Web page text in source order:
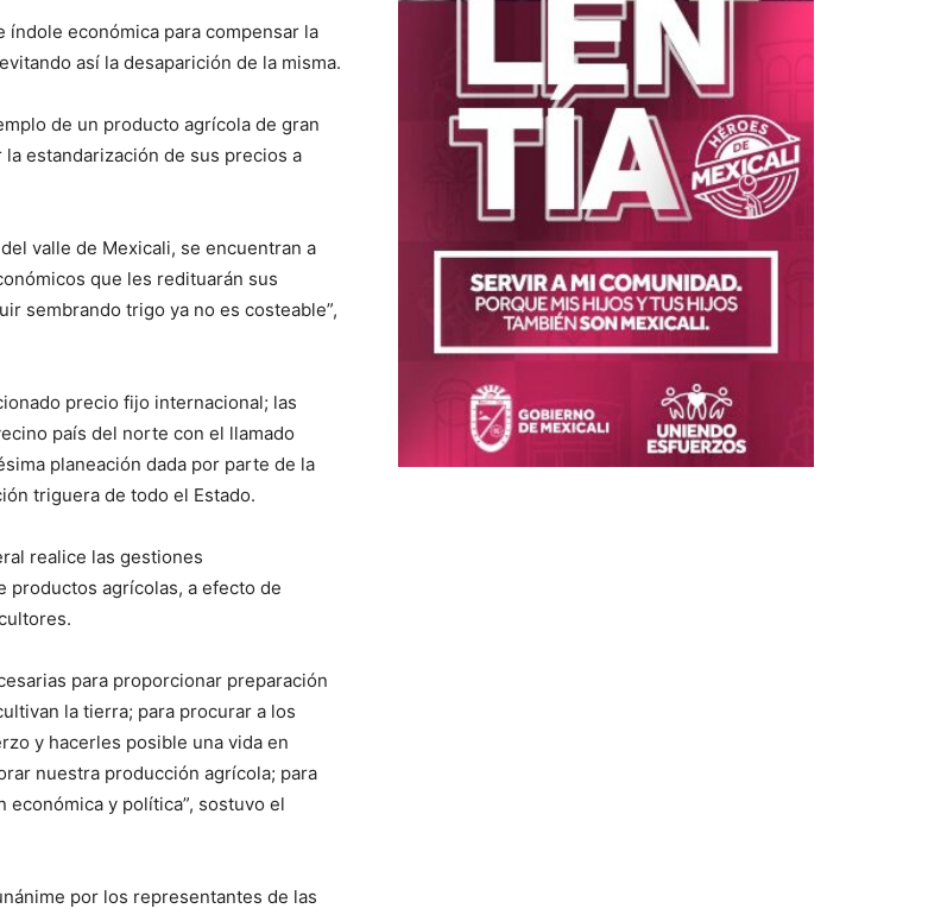
índole económica para compensar la
así la desaparición de la misma.
de un producto agrícola de gran
estandarización de sus precios a
valle de Mexicali, se encuentran a
que les redituarán sus
sembrando trigo ya no es costeable”,
precio fijo internacional; las
país del norte con el llamado
planeación dada por parte de la
triguera de todo el Estado.
realice las gestiones
productos agrícolas, a efecto de
para proporcionar preparación
la tierra; para procurar a los
y hacerles posible una vida en
nuestra producción agrícola; para
y política”, sostuvo el
por los representantes de las